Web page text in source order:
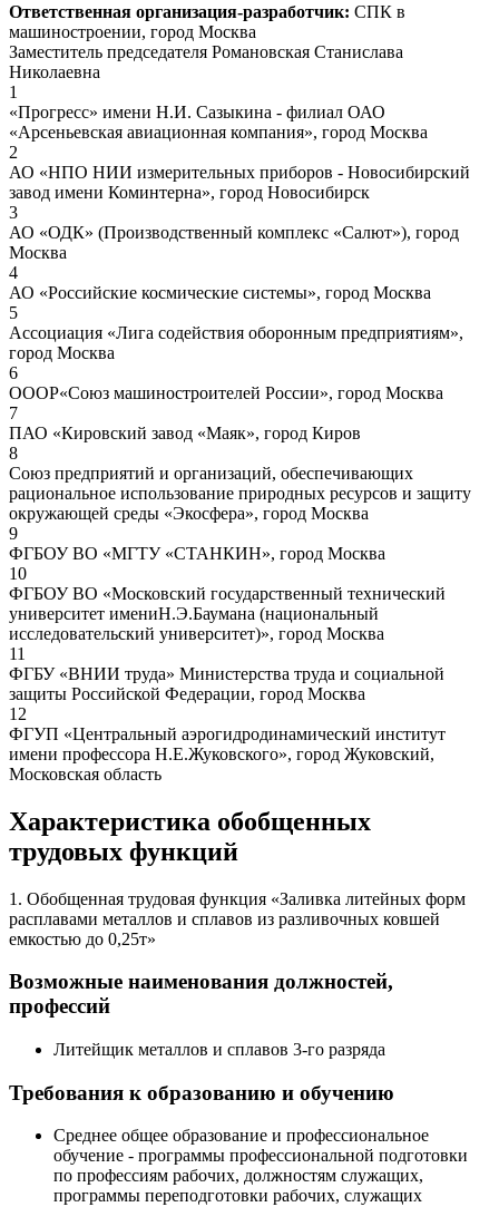
Ответственная организация-разработчик: СПК в
машиностроении, город Москва
Заместитель председателя Романовская Станислава
Николаевна
1
«Прогресс» имени Н.И. Сазыкина - филиал ОАО
«Арсеньевская авиационная компания», город Москва
2
АО «НПО НИИ измерительных приборов - Новосибирский
завод имени Коминтерна», город Новосибирск
3
АО «ОДК» (Производственный комплекс «Салют»), город
Москва
4
АО «Российские космические системы», город Москва
5
Ассоциация «Лига содействия оборонным предприятиям»,
город Москва
6
ОООР«Союз машиностроителей России», город Москва
7
ПАО «Кировский завод «Маяк», город Киров
8
Союз предприятий и организаций, обеспечивающих
рациональное использование природных ресурсов и защиту
окружающей среды «Экосфера», город Москва
9
ФГБОУ ВО «МГТУ «СТАНКИН», город Москва
10
ФГБОУ ВО «Московский государственный технический
университет имениН.Э.Баумана (национальный
исследовательский университет)», город Москва
11
ФГБУ «ВНИИ труда» Министерства труда и социальной
защиты Российской Федерации, город Москва
12
ФГУП «Центральный аэрогидродинамический институт
имени профессора Н.Е.Жуковского», город Жуковский,
Московская область
Характеристика обобщенных
трудовых функций
1. Обобщенная трудовая функция «Заливка литейных форм
расплавами металлов и сплавов из разливочных ковшей
емкостью до 0,25т»
Возможные наименования должностей,
профессий
Литейщик металлов и сплавов 3-го разряда
Требования к образованию и обучению
Среднее общее образование и профессиональное
обучение - программы профессиональной подготовки
по профессиям рабочих, должностям служащих,
программы переподготовки рабочих, служащих